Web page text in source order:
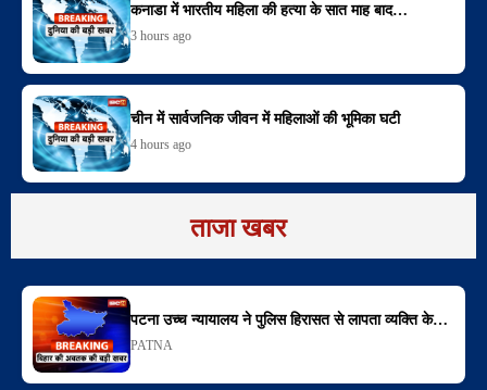
कनाडा में भारतीय महिला की हत्या के सात माह बाद…
3 hours ago
चीन में सार्वजनिक जीवन में महिलाओं की भूमिका घटी
4 hours ago
ताजा खबर
पटना उच्च न्यायालय ने पुलिस हिरासत से लापता व्यक्ति के…
PATNA